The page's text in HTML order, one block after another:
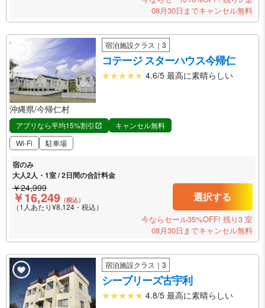
08月30日までキャンセル無料
宿泊施設クラス｜3
コテージ スターハウス今帰仁
4.6/5 最高に素晴らしい
沖縄県/今帰仁村
アプリなら平均15%割引
キャンセル無料
Wi-Fi
駐車場
宿のみ
大人2人・1室 / 2日間の合計料金
￥24,999
￥16,249 （税込）
（1人あたり¥8,124・税込）
選択する
今ならセール35%OFF! 残り3 室
08月30日までキャンセル無料
宿泊施設クラス｜3
シーブリーズ古宇利
4.8/5 最高に素晴らしい